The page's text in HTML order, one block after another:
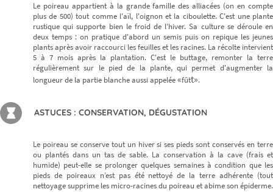
Le poireau appartient à la grande famille des alliacées (on en compte
plus de 500) tout comme l'aïl, l'oignon et la ciboulette. C'est une plante
rustique qui supporte bien le froid de l'hiver. Sa culture se déroule en
deux temps : on pratique d'abord un semis puis on repique les jeunes
plants après avoir raccourci les feuilles et les racines. La récolte intervient
5 à 7 mois après la plantation. C'est le buttage, remonter la terre
régulièrement sur le pied de la plante, qui permet d'augmenter la
longueur de la partie blanche aussi appelée«fûtt».
ASTUCES : CONSERVATION, DÉGUSTATION
Le poireau se conserve tout un hiver si ses pieds sont conservés en terre
ou plantés dans un tas de sable. La conservation à la cave (frais et
humide) peut-elle se prolonger quelques semaines à condition que les
pieds de poireaux n’est pas été nettoyé de la terre adhérente (tout
nettoyage supprime les micro-racines du poireau et abime son épiderme.